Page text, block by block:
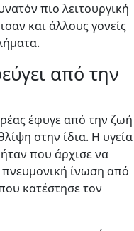
πιο λειτουργική
και άλλους γονείς
από την
έφυγε από την ζωή
στην ίδια. Η υγεία
που άρχισε να
ίνωση από
κατέστησε τον